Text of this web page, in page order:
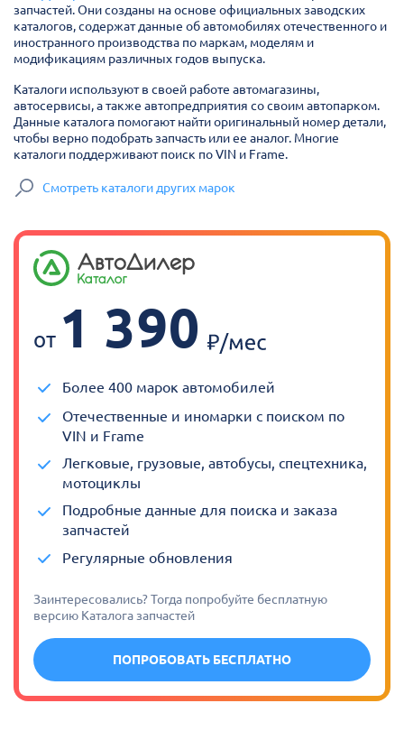
запчастей. Они созданы на основе официальных заводских
каталогов, содержат данные об автомобилях отечественного и
иностранного производства по маркам, моделям и
модификациям различных годов выпуска.
Каталоги используют в своей работе автомагазины,
автосервисы, а также автопредприятия со своим автопарком.
Данные каталога помогают найти оригинальный номер детали,
чтобы верно подобрать запчасть или ее аналог. Многие
каталоги поддерживают поиск по VIN и Frame.
Смотреть каталоги других марок
от 1 390
Более 400 марок автомобилей
Отечественные и иномарки с поиском по
VIN и Frame
Легковые, грузовые, автобусы, спецтехника,
мотоциклы
Подробные данные для поиска и заказа
запчастей
Регулярные обновления
Заинтересовались? Тогда попробуйте бесплатную
версию Каталога запчастей
ПОПРОБОВАТЬ БЕСПЛАТНО